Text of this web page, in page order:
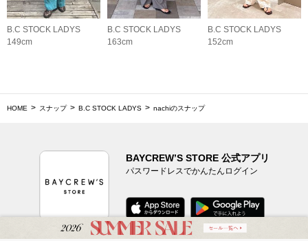
B.C STOCK LADYS
149cm
B.C STOCK LADYS
163cm
B.C STOCK LADYS
152cm
HOME スナップ B.C STOCK LADYS nachiのスナップ
BAYCREW’S STORE 公式アプリ
パスワードレスでかんたんログイン